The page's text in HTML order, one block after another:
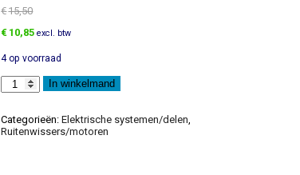
€15,50
Oorspronkelijke
was:
€15,50.
€ 10,85Huidige
is:
€10,85.
excl. btw
4 op voorraad
Verstuiverhouder
aantal
In winkelmand
Categorieën:Elektrische systemen/delen
Ruitenwissers/motoren